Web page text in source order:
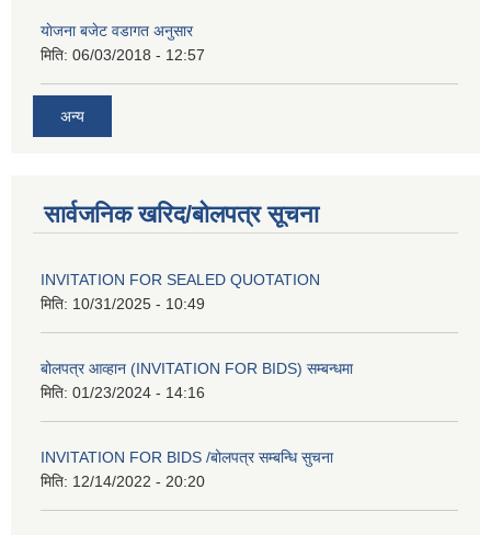
याेजना बजेट वडागत अनुसार
मिति: 06/03/2018 - 12:57
अन्य
सार्वजनिक खरिद/बोलपत्र सूचना
INVITATION FOR SEALED QUOTATION
मिति: 10/31/2025 - 10:49
बोलपत्र आव्हान (INVITATION FOR BIDS) सम्बन्धमा
मिति: 01/23/2024 - 14:16
INVITATION FOR BIDS /बोलपत्र सम्बन्धि सुचना
मिति: 12/14/2022 - 20:20